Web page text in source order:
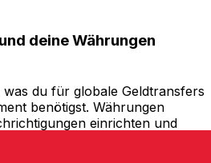
deine Währungen
was du für globale Geldtransfers
benötigst. Währungen
einrichten und